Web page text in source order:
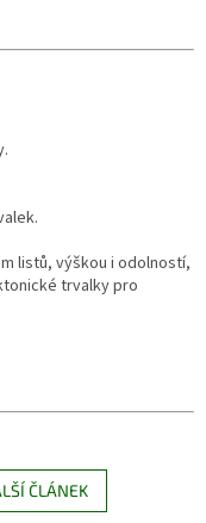
listů, výškou i odolností,
trvalky pro
ČLÁNEK